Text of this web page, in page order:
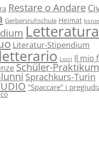
Restare o Andare
Gerbersruhschule Heimat
Letteratura
Literatur-Stipendium
Locri Il mio
Schüler-Praktikum
Sprachkurs-Turin
"Spaccare" i